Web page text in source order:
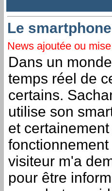
Le
News ajoutée ou
Dans un
temps réel de
certains.
utilise son
et
visiteur m'a
pour être